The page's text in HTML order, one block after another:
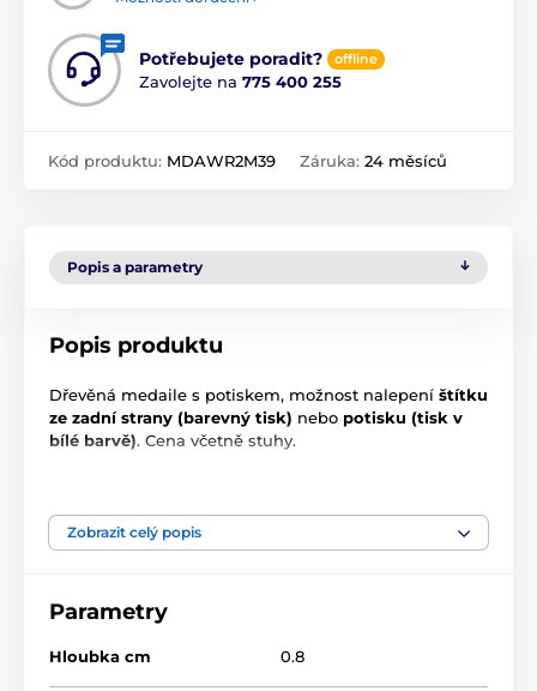
Potřebujete poradit? offline
Zavolejte na 775 400 255
Kód produktu: MDAWR2M39 Záruka: 24 měsíců
Popis a parametry
Popis produktu
Dřevěná medaile s potiskem, možnost nalepení štítku
ze zadní strany (barevný tisk) nebo potisku (tisk v
bílé barvě). Cena včetně stuhy.
Produkt je zařazen v kategoriích
MDAWR002
Zobrazit celý popis
Parametry
Hloubka cm 0.8